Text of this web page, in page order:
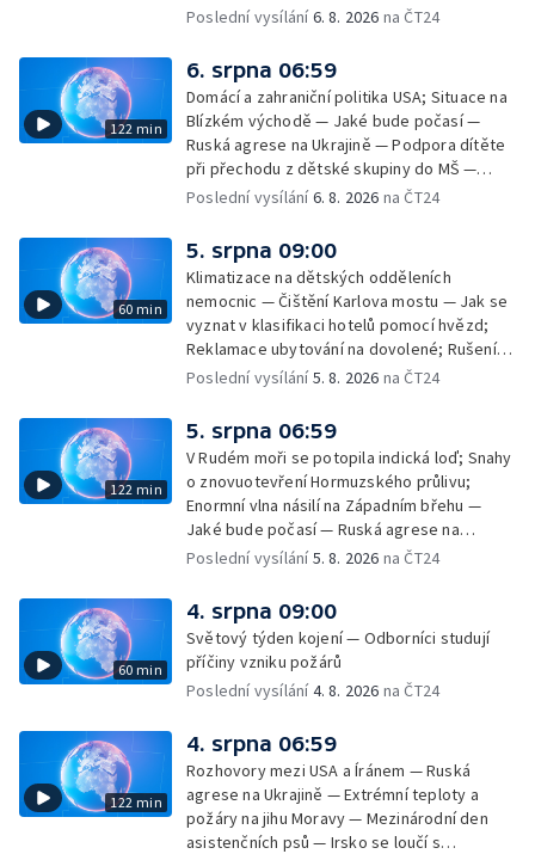
Poslední vysílání6. 8. 2026 na ČT24
122 min
6. srpna 06:59
Domácí a zahraniční politika USA; Situace na
Blízkém východě — Jaké bude počasí —
Ruská agrese na Ukrajině — Podpora dítěte
při přechodu z dětské skupiny do MŠ —
Filmové premiéry týdne — Dvě deci tuše v
rakovinu prsu
Poslední vysílání6. 8. 2026 na ČT24
60 min
5. srpna 09:00
Klimatizace na dětských odděleních
nemocnic — Čištění Karlova mostu — Jak se
vyznat v klasifikaci hotelů pomocí hvězd;
Reklamace ubytování na dovolené; Rušení
dovolené kvůli přírodním živlům; Práva
na dovolené v zahraničí; Platby a výběry na
dovolené v zahraničí — Těžba léčivé rašeliny
u Malé Morávky
Poslední vysílání5. 8. 2026 na ČT24
122 min
5. srpna 06:59
V Rudém moři se potopila indická loď; Snahy
o znovuotevření Hormuzského průlivu;
Enormní vlna násilí na Západním břehu —
Jaké bude počasí — Ruská agrese na
Ukrajině — Vliv veder na lidské orgány — Při
— Třem obcím na Brněnsku dočasně došla
pitná voda — SP v orientačním běhu v Česku
— Horko a požáry sužují Evropu — Rybářský
příměstský tábor
Poslední vysílání5. 8. 2026 na ČT24
60 min
4. srpna 09:00
Světový týden kojení — Odborníci studují
příčiny vzniku požárů
Poslední vysílání4. 8. 2026 na ČT24
122 min
4. srpna 06:59
Rozhovory mezi USA a Íránem — Ruská
agrese na Ukrajině — Extrémní teploty a
požáry na jihu Moravy — Mezinárodní den
asistenčních psů — Irsko se loučí s